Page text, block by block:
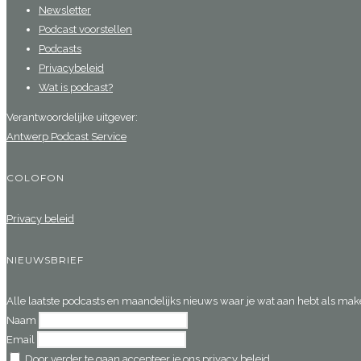
Newsletter
Podcast voorstellen
Podcasts
Privacybeleid
Wat is podcast?
Verantwoordelijke uitgever:
Antwerp Podcast Service
COLOFON
Privacy beleid
NIEUWSBRIEF
Alle laatste podcasts en maandelijks nieuws waar je wat aan hebt als
Naam
Email